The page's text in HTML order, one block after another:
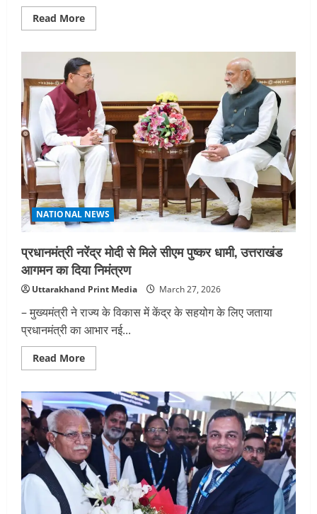
Read MoreRead
more
ने
केंद्रीय
मंत्री
से
भेंट
कर
रेल
एवं
‘डिजिटल
कुम्भ
2027’
पर
की
चर्चा
NATIONAL NEWS
प्रधानमंत्री नरेंद्र मोदी से मिले सीएम पुष्कर धामी, उत्तराखंड
आगमन का दिया निमंत्रण
Uttarakhand Print Media March 27, 2026
– मुख्यमंत्री ने राज्य के विकास में केंद्र के सहयोग के लिए जताया
प्रधानमंत्री का आभार नई...
Read MoreRead
more
नरेंद्र
मोदी
से
मिले
सीएम
पुष्कर
धामी,
उत्तराखंड
आगमन
का
दिया
निमंत्रण